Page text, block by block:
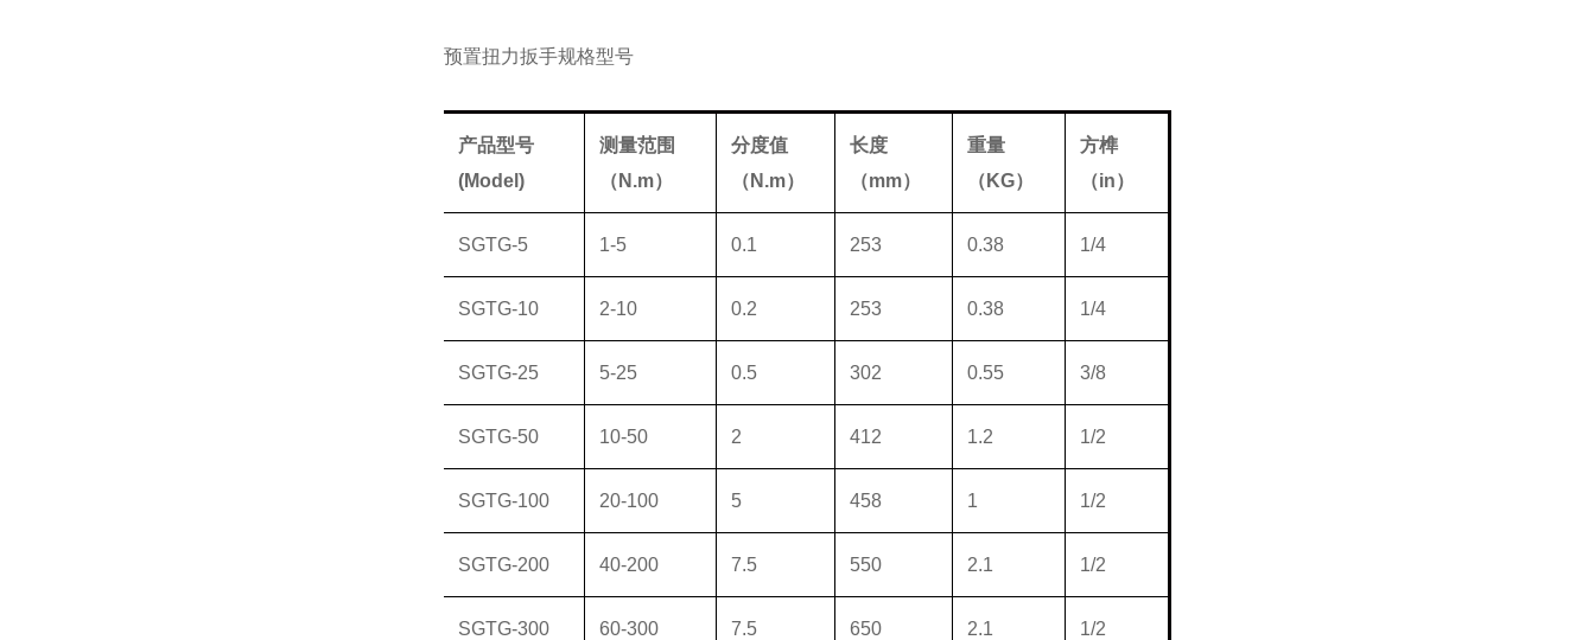
预置扭力扳手规格型号
产品型号
(Model)
测量范围
（ N.m）
分度值
（ N.m）
长度
（mm）
重量
（ KG）
方榫
（in）
SGTG-5 1-5 0.1 253 0.38 1/4
SGTG-10 2-10 0.2 253 0.38 1/4
SGTG-25 5-25 0.5 302 0.55 3/8
SGTG-50 10-50 2 412 1.2 1/2
SGTG-100 20-100 5 458 1 1/2
SGTG-200 40-200 7.5 550 2.1 1/2
SGTG-300 60-300 7.5 650 2.1 1/2